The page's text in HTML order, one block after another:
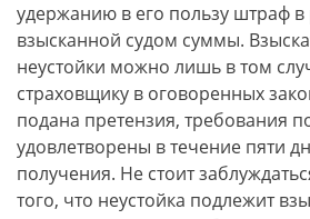
удержанию в его пользу штраф в
взысканной судом суммы.
неустойки можно лишь в том
страховщику в оговоренных
подана претензия, требования
удовлетворены в течение пяти
получения. Не стоит
того, что неустойка подлежит